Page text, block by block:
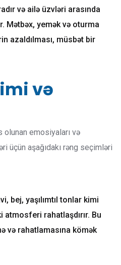
və ailə üzvləri arasında
Mətbəx, yemək və oturma
azaldılması, müsbət bir
və
olunan emosiyaları və
üçün aşağıdakı rəng seçimləri
bej, yaşılımtıl tonlar kimi
rahatlaşdırır. Bu
və rahatlamasına kömək